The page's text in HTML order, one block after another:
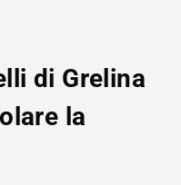
di Grelina
la